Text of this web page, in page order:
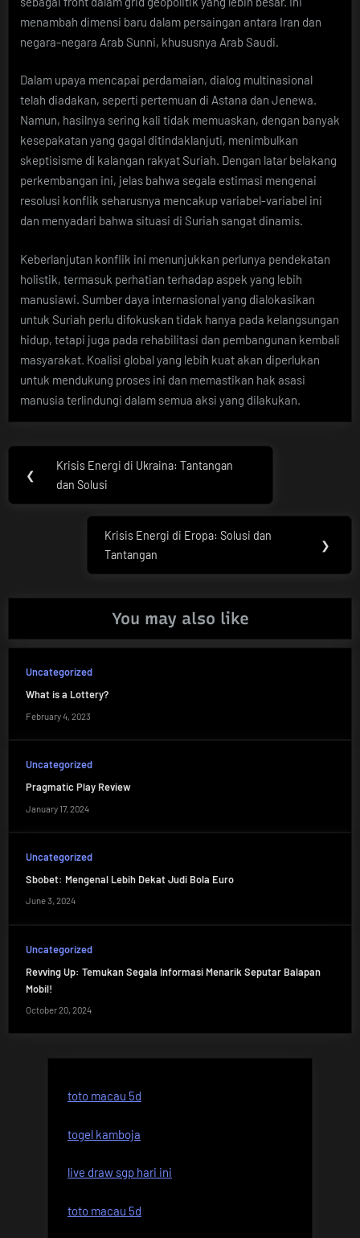
menambah dimensi baru dalam persaingan antara Iran dan
negara-negara Arab Sunni, khususnya Arab Saudi.
Dalam upaya mencapai perdamaian, dialog multinasional
telah diadakan, seperti pertemuan di Astana dan Jenewa.
Namun, hasilnya sering kali tidak memuaskan, dengan banyak
kesepakatan yang gagal ditindaklanjuti, menimbulkan
skeptisisme di kalangan rakyat Suriah. Dengan latar belakang
perkembangan ini, jelas bahwa segala estimasi mengenai
resolusi konflik seharusnya mencakup variabel-variabel ini
dan menyadari bahwa situasi di Suriah sangat dinamis.
Keberlanjutan konflik ini menunjukkan perlunya pendekatan
holistik, termasuk perhatian terhadap aspek yang lebih
manusiawi. Sumber daya internasional yang dialokasikan
untuk Suriah perlu difokuskan tidak hanya pada kelangsungan
hidup, tetapi juga pada rehabilitasi dan pembangunan kembali
masyarakat. Koalisi global yang lebih kuat akan diperlukan
untuk mendukung proses ini dan memastikan hak asasi
manusia terlindungi dalam semua aksi yang dilakukan.
Post
navigation
❮
Previous
Post:
Krisis Energi di Ukraina: Tantangan
dan Solusi
Next
Post:
Krisis Energi di Eropa: Solusi dan
Tantangan
❯
You may also like
Uncategorized
What is a Lottery?
February 4, 2023
Uncategorized
Pragmatic Play Review
January 17, 2024
Uncategorized
Sbobet: Mengenal Lebih Dekat Judi Bola Euro
June 3, 2024
Uncategorized
Revving Up: Temukan Segala Informasi Menarik Seputar Balapan
Mobil!
October 20, 2024
toto macau 5d
togel kamboja
live draw sgp hari ini
toto macau 5d